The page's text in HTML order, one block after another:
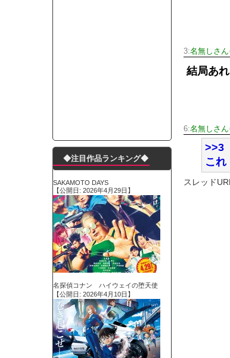
3:名無しさ
結局あ
6:名無しさ
>>3
これ
スレッド
◆注目作品ランキング◆
SAKAMOTO DAYS
【公開日: 2026年4月29日】
名探偵コナン ハイウェイの堕天使
【公開日: 2026年4月10日】